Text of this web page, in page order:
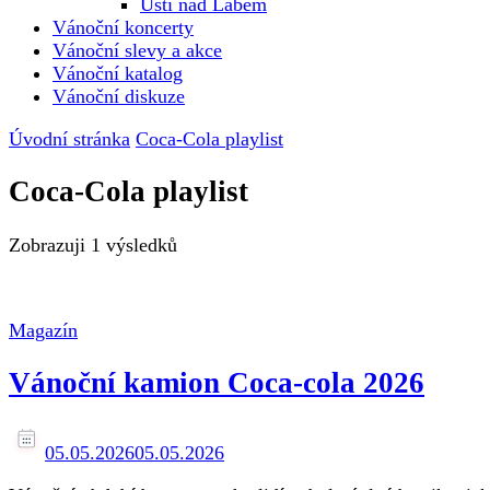
Ústí nad Labem
Vánoční koncerty
Vánoční slevy a akce
Vánoční katalog
Vánoční diskuze
Úvodní stránka Coca-Cola playlist
Coca-Cola playlist
Zobrazuji 1 výsledků
Magazín
Vánoční kamion Coca-cola 2026
05.05.202605.05.2026